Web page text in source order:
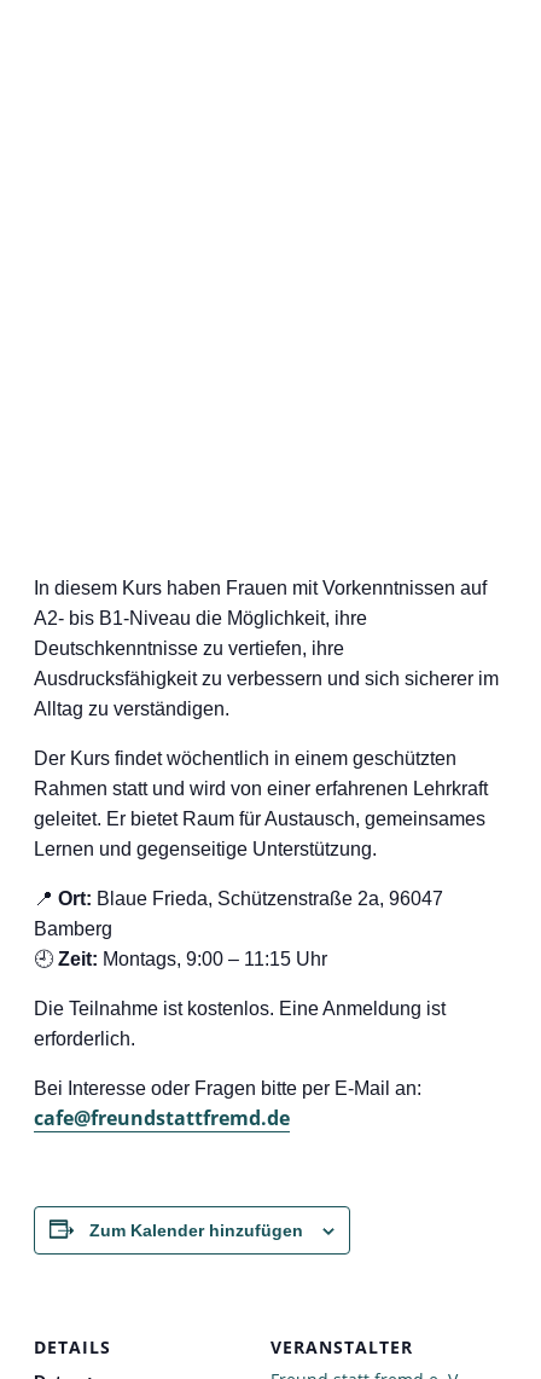
In diesem Kurs haben Frauen mit Vorkenntnissen auf
A2- bis B1-Niveau die Möglichkeit, ihre
Deutschkenntnisse zu vertiefen, ihre
Ausdrucksfähigkeit zu verbessern und sich sicherer im
Alltag zu verständigen.
Der Kurs findet wöchentlich in einem geschützten
Rahmen statt und wird von einer erfahrenen Lehrkraft
geleitet. Er bietet Raum für Austausch, gemeinsames
Lernen und gegenseitige Unterstützung.
📍 Ort: Blaue Frieda, Schützenstraße 2a, 96047
Bamberg
🕘 Zeit: Montags, 9:00 – 11:15 Uhr
Die Teilnahme ist kostenlos. Eine Anmeldung ist
erforderlich.
Bei Interesse oder Fragen bitte per E-Mail an:
cafe@freundstattfremd.de
Zum Kalender hinzufügen
DETAILS
VERANSTALTER